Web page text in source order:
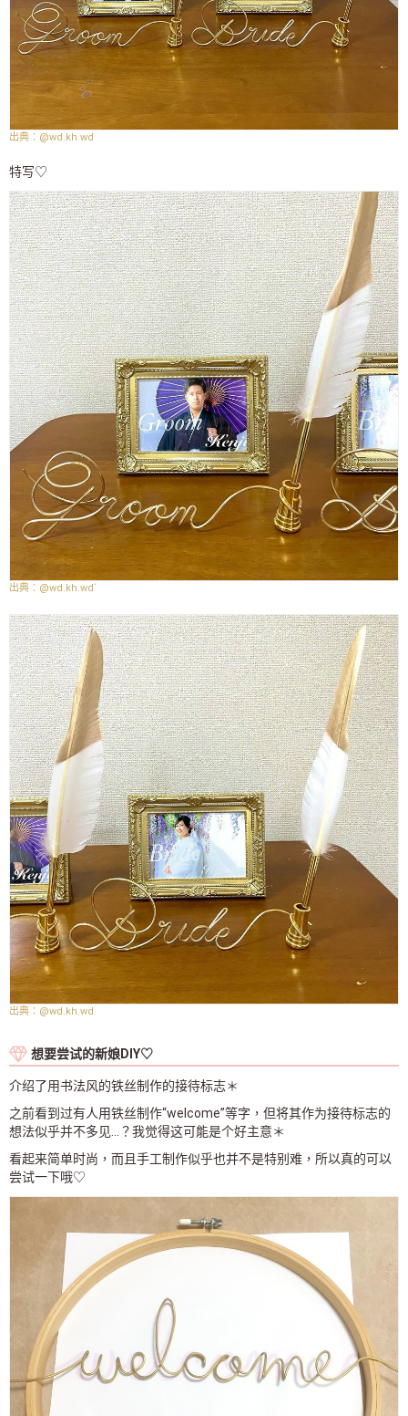
@wd.kh.wd
特写♡
@wd.kh.wd`
@wd.kh.wd
想要尝试的新娘DIY♡
介绍了用书法风的铁丝制作的接待标志＊
之前看到过有人用铁丝制作“welcome”等字，但将其作为接待标志的
想法似乎并不多见...？我觉得这可能是个好主意＊
看起来简单时尚，而且手工制作似乎也并不是特别难，所以真的可以
尝试一下哦♡